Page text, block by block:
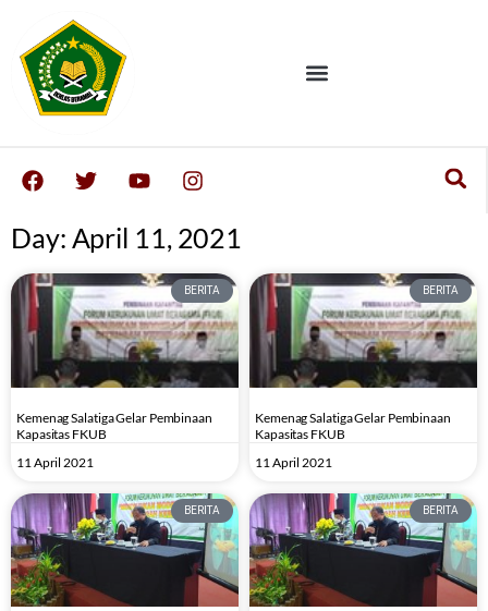
Day: April 11, 2021
BERITA
Kemenag Salatiga Gelar Pembinaan
Kapasitas FKUB
11 April 2021
BERITA
Kemenag Salatiga Gelar Pembinaan
Kapasitas FKUB
11 April 2021
BERITA BERITA